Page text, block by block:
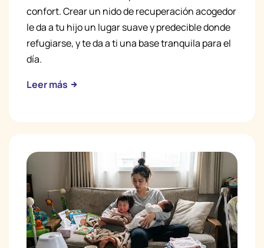
confort. Crear un nido de recuperación acogedor
le da a tu hijo un lugar suave y predecible donde
refugiarse, y te da a ti una base tranquila para el
día.
Leer más